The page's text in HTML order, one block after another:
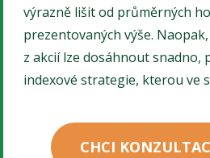
výrazně lišit od průměrných
prezentovaných výše.
z akcií lze dosáhnout snadno,
indexové strategie, kterou ve
CHCI